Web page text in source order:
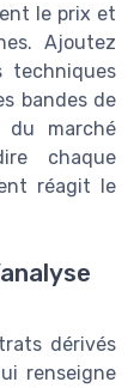
le prix et
Ajoutez
techniques
bandes de
du marché
chaque
réagit le
dérivés
renseigne